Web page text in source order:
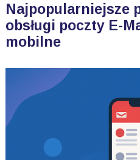
Najpopularniejsze
obsługi poczty E-
mobilne